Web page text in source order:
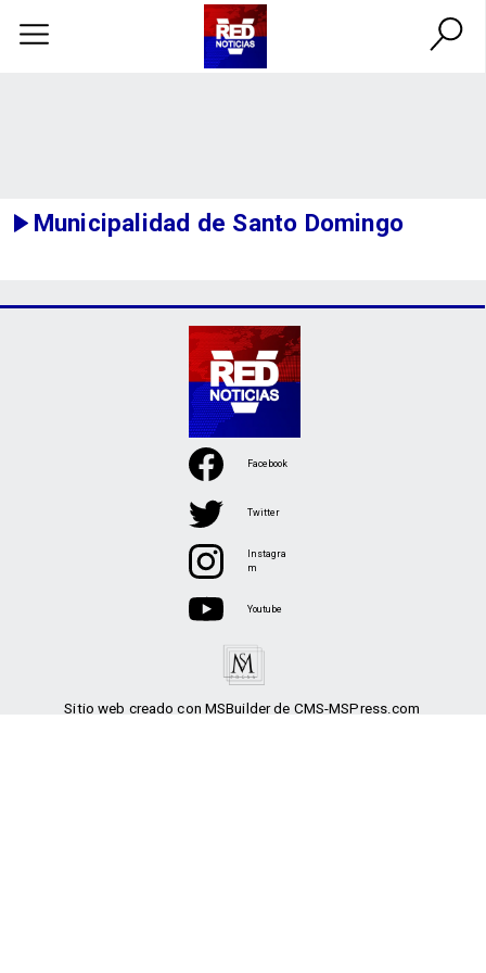
Municipalidad de Santo Domingo
Sitio web creado con MSBuilder de CMS-MSPress.com
Facebook
Twitter
Instagra
m
Youtube